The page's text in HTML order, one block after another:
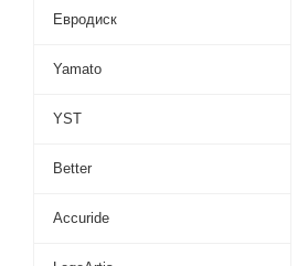
Евродиск
Yamato
YST
Better
Accuride